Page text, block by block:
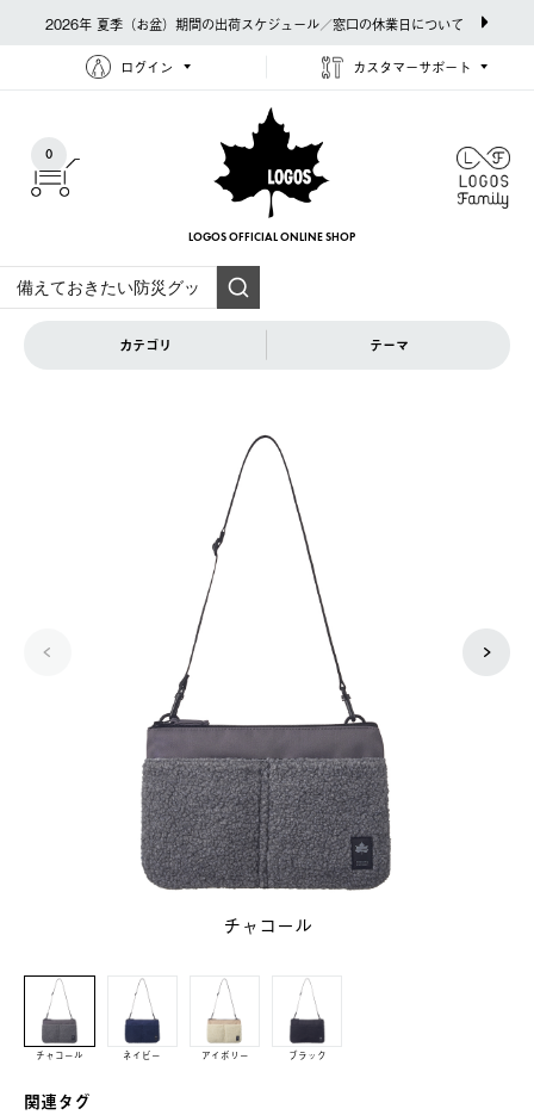
2026年 夏季（お盆）期間の出荷スケジュール／窓口の休業日について
ログイン カスタマーサポート
0
LOGOS OFFICIAL ONLINE SHOP
カテゴリ テーマ
チャコール
チャコール ネイビー アイボリー ブラック
関連タグ